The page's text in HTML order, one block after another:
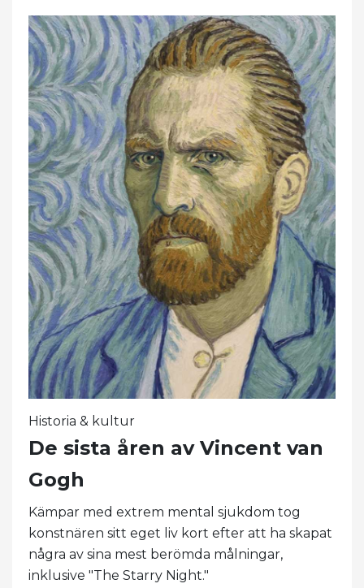
Historia & kultur
De sista åren av Vincent van
Gogh
Kämpar med extrem mental sjukdom tog
konstnären sitt eget liv kort efter att ha skapat
några av sina mest berömda målningar,
inklusive "The Starry Night."